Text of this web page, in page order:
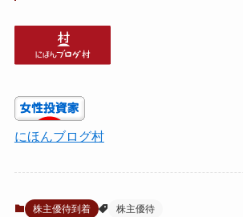
にほんブログ村
株主優待到着 株主優待